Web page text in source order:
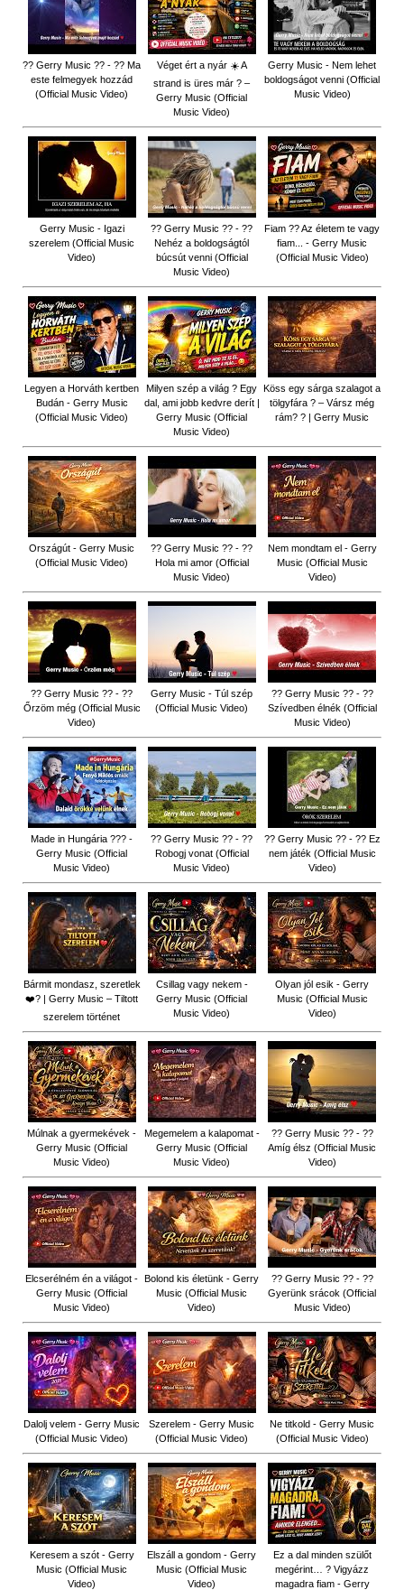
?? Gerry Music ?? - ?? Ma
este felmegyek hozzád
(Official Music Video)
Véget ért a nyár ☀️ A
strand is üres már ? –
Gerry Music (Official
Music Video)
Gerry Music - Nem lehet
boldogságot venni (Official
Music Video)
Gerry Music - Igazi
szerelem (Official Music
Video)
?? Gerry Music ?? - ??
Nehéz a boldogságtól
búcsút venni (Official
Music Video)
Fiam ?‍? Az életem te vagy
fiam... - Gerry Music
(Official Music Video)
Legyen a Horváth kertben
Budán - Gerry Music
(Official Music Video)
Milyen szép a világ ? Egy
dal, ami jobb kedvre derít |
Gerry Music (Official
Music Video)
Köss egy sárga szalagot a
tölgyfára ?️ – Vársz még
rám? ? | Gerry Music
Országút - Gerry Music
(Official Music Video)
?? Gerry Music ?? - ??
Hola mi amor (Official
Music Video)
Nem mondtam el - Gerry
Music (Official Music
Video)
?? Gerry Music ?? - ??
Őrzöm még (Official Music
Video)
Gerry Music - Túl szép
(Official Music Video)
?? Gerry Music ?? - ??
Szívedben élnék (Official
Music Video)
Made in Hungária ??? -
Gerry Music (Official
Music Video)
?? Gerry Music ?? - ??
Robogj vonat (Official
Music Video)
?? Gerry Music ?? - ?? Ez
nem játék (Official Music
Video)
Bármit mondasz, szeretlek
❤️‍? | Gerry Music – Tiltott
szerelem történet
Csillag vagy nekem -
Gerry Music (Official
Music Video)
Olyan jól esik - Gerry
Music (Official Music
Video)
Múlnak a gyermekévek -
Gerry Music (Official
Music Video)
Megemelem a kalapomat -
Gerry Music (Official
Music Video)
?? Gerry Music ?? - ??
Amíg élsz (Official Music
Video)
Elcserélném én a világot -
Gerry Music (Official
Music Video)
Bolond kis életünk - Gerry
Music (Official Music
Video)
?? Gerry Music ?? - ??
Gyerünk srácok (Official
Music Video)
Dalolj velem - Gerry Music
(Official Music Video)
Szerelem - Gerry Music
(Official Music Video)
Ne titkold - Gerry Music
(Official Music Video)
Keresem a szót - Gerry
Music (Official Music
Video)
Elszáll a gondom - Gerry
Music (Official Music
Video)
Ez a dal minden szülőt
megérint… ? Vigyázz
magadra fiam - Gerry